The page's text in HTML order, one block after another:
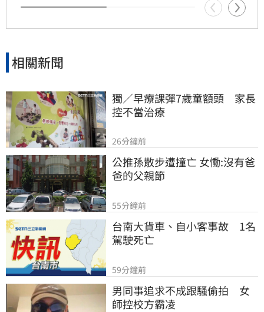
相關新聞
獨／早療課彈7歲童額頭　家長
控不當治療
26分鐘前
公推孫散步遭撞亡 女慟:沒有爸
爸的父親節
55分鐘前
台南大貨車、自小客事故　1名
駕駛死亡
59分鐘前
男同事追求不成跟騷偷拍　女
師控校方霸凌